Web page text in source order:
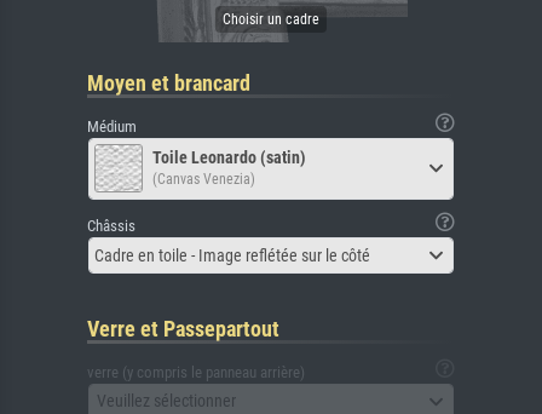
Moyen et brancard
Médium
Toile Leonardo (satin)
(Canvas Venezia)
Châssis
Cadre en toile - Image reflétée sur le côté
Verre et Passepartout
verre (y compris le panneau arrière)
Veuillez sélectionner